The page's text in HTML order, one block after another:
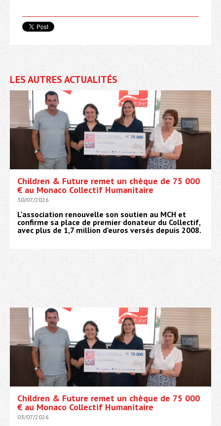
LES AUTRES ACTUALITÉS
Children & Future remet un chèque de 75 000
€ au Monaco Collectif Humanitaire
30/07/2026
L'association renouvelle son soutien au MCH et
confirme sa place de premier donateur du Collectif,
avec plus de 1,7 million d'euros versés depuis 2008.
Children & Future remet un chèque de 75 000
€ au Monaco Collectif Humanitaire
03/07/2026